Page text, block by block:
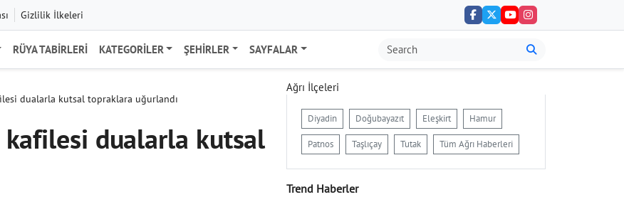
Gizlilik İlkeleri
RÜYA TABIRLERI KATEGORILER ŞEHIRLER SAYFALAR
dualarla kutsal topraklara uğurlandı
dualarla kutsal
Ağrı İlçeleri
Diyadin Doğubayazıt Eleşkirt Hamur
Patnos Taşlıçay Tutak Tüm Ağrı Haberleri
Trend Haberler